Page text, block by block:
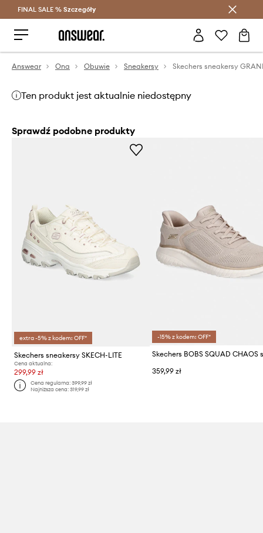
Oszczędzaj z Answear Club >
FINAL SALE % Szczegóły
Answear Ona Obuwie Sneakersy
Ten produkt jest aktualnie niedostępny
Sprawdź podobne produkty
extra -5% z kodem: OFF*
Skechers sneakersy SKECH-LITE
Cena aktualna:
299,99 zł
Cena regularna:399,99 zł
Najniższa cena:319,99 zł
-15% z kodem: OFF*
359,99 zł